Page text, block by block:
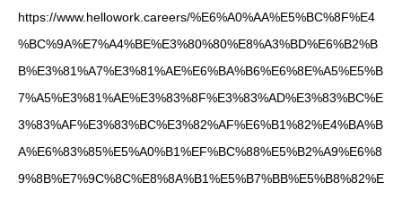
https://www.hellowork.careers/%E6%A0%AA%E5%BC%8F%E4
%BC%9A%E7%A4%BE%E3%80%80%E8%A3%BD%E6%B2%B
B%E3%81%A7%E3%81%AE%E6%BA%B6%E6%8E%A5%E5%B
7%A5%E3%81%AE%E3%83%8F%E3%83%AD%E3%83%BC%E
3%83%AF%E3%83%BC%E3%82%AF%E6%B1%82%E4%BA%B
A%E6%83%85%E5%A0%B1%EF%BC%88%E5%B2%A9%E6%8
9%8B%E7%9C%8C%E8%8A%B1%E5%B7%BB%E5%B8%82%E